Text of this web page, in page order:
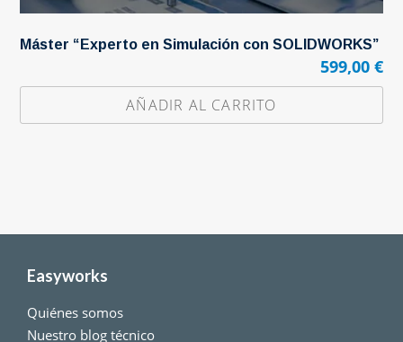
Máster “Experto en Simulación con SOLIDWORKS”
599,00 €
AÑADIR AL CARRITO
Easyworks
Quiénes somos
Nuestro blog técnico